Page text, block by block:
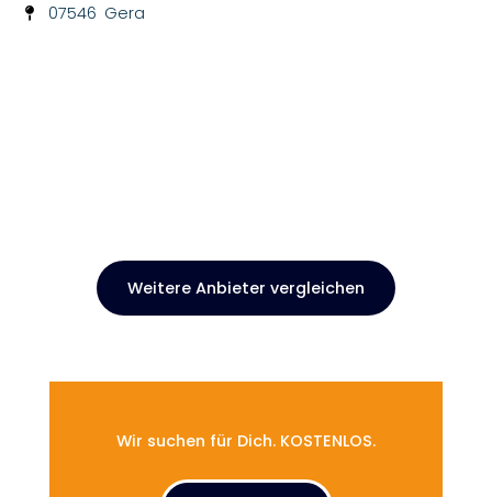
07546 Gera
Weitere Anbieter vergleichen
Wir suchen für Dich. KOSTENLOS.